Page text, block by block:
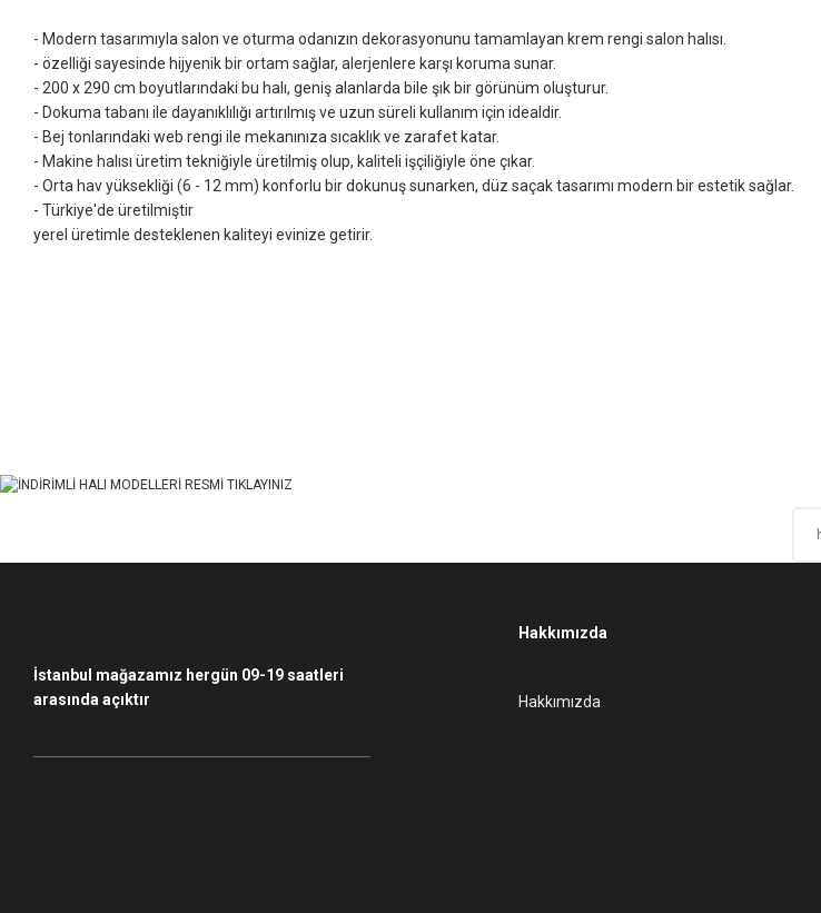
- Modern tasarımıyla salon ve oturma odanızın dekorasyonunu tamamlayan krem rengi salon halısı.
- özelliği sayesinde hijyenik bir ortam sağlar, alerjenlere karşı koruma sunar.
- 200 x 290 cm boyutlarındaki bu halı, geniş alanlarda bile şık bir görünüm oluşturur.
- Dokuma tabanı ile dayanıklılığı artırılmış ve uzun süreli kullanım için idealdir.
- Bej tonlarındaki web rengi ile mekanınıza sıcaklık ve zarafet katar.
- Makine halısı üretim tekniğiyle üretilmiş olup, kaliteli işçiliğiyle öne çıkar.
- Orta hav yüksekliği (6 - 12 mm) konforlu bir dokunuş sunarken, düz saçak tasarımı modern bir estetik sağlar.
- Türkiye'de üretilmiştir
yerel üretimle desteklenen kaliteyi evinize getirir.
Ürün fiyatı diğer sitelerden daha pahalı.
İstanbul mağazamız hergün 09-19 saatleri
arasında açıktır
Hakkımızda
Hakkımızda